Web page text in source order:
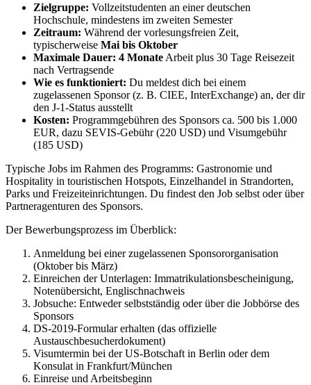
Zielgruppe: Vollzeitstudenten an einer deutschen
Hochschule, mindestens im zweiten Semester
Zeitraum: Während der vorlesungsfreien Zeit,
typischerweise Mai bis Oktober
Maximale Dauer: 4 Monate Arbeit plus 30 Tage Reisezeit
nach Vertragsende
Wie es funktioniert: Du meldest dich bei einem
zugelassenen Sponsor (z. B. CIEE, InterExchange) an, der dir
den J-1-Status ausstellt
Kosten: Programmgebühren des Sponsors ca. 500 bis 1.000
EUR, dazu SEVIS-Gebühr (220 USD) und Visumgebühr
(185 USD)
Typische Jobs im Rahmen des Programms: Gastronomie und
Hospitality in touristischen Hotspots, Einzelhandel in Strandorten,
Parks und Freizeiteinrichtungen. Du findest den Job selbst oder über
Partneragenturen des Sponsors.
Der Bewerbungsprozess im Überblick:
Anmeldung bei einer zugelassenen Sponsororganisation
(Oktober bis März)
Einreichen der Unterlagen: Immatrikulationsbescheinigung,
Notenübersicht, Englischnachweis
Jobsuche: Entweder selbstständig oder über die Jobbörse des
Sponsors
DS-2019-Formular erhalten (das offizielle
Austauschbesucherdokument)
Visumtermin bei der US-Botschaft in Berlin oder dem
Konsulat in Frankfurt/München
Einreise und Arbeitsbeginn